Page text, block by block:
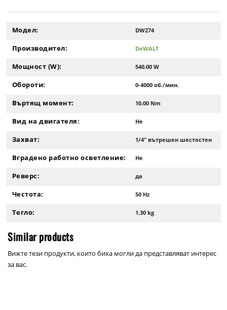
Модел: DW274
Производител: DeWALT
Мощност (W): 540.00 W
Обороти: 0-4000 об./мин.
Въртящ момент: 10.00 Nm
Вид на двигателя: Не
Захват: 1/4" вътрешен шестостен
Вградено работно осветление: Не
Реверс: да
Честота: 50 Hz
Тегло: 1.30 kg
Similar products
Вижте тези продукти, които биха могли да представляват интерес
за вас.